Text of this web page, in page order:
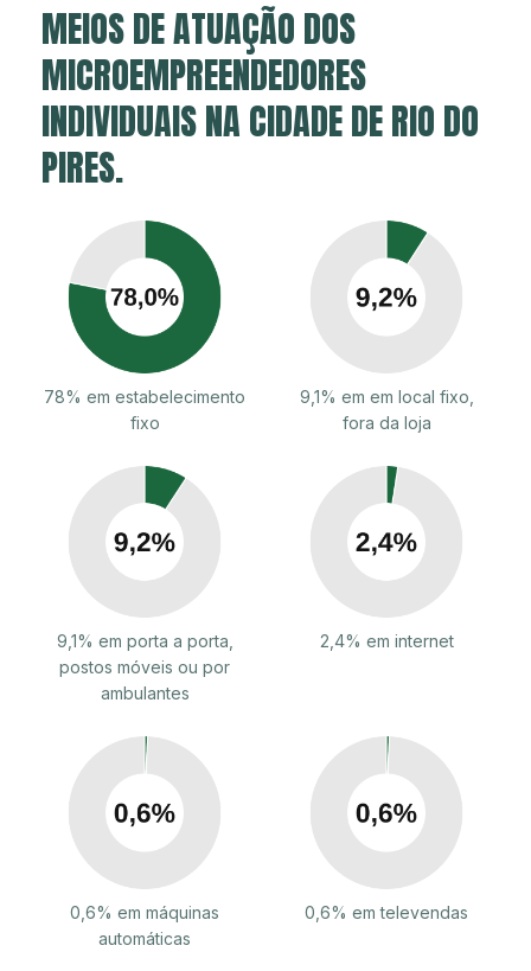
MEIOS DE ATUAÇÃO DOS
MICROEMPREENDEDORES
INDIVIDUAIS NA CIDADE DE RIO DO
PIRES.
78% em estabelecimento
fixo
9,1% em em local fixo,
fora da loja
9,1% em porta a porta,
postos móveis ou por
ambulantes
2,4% em internet
0,6% em máquinas
automáticas
0,6% em televendas